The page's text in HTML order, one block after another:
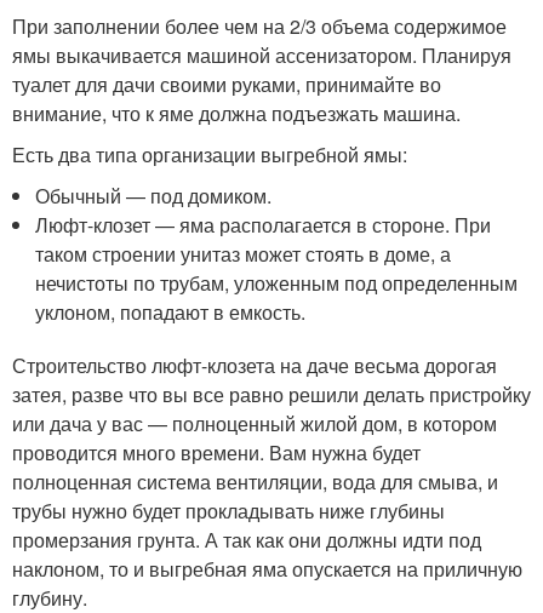
При заполнении более чем на 2/3 объема содержимое
ямы выкачивается машиной ассенизатором. Планируя
туалет для дачи своими руками, принимайте во
внимание, что к яме должна подъезжать машина.
Есть два типа организации выгребной ямы:
Обычный — под домиком.
Люфт-клозет — яма располагается в стороне. При
таком строении унитаз может стоять в доме, а
нечистоты по трубам, уложенным под определенным
уклоном, попадают в емкость.
Строительство люфт-клозета на даче весьма дорогая
затея, разве что вы все равно решили делать пристройку
или дача у вас — полноценный жилой дом, в котором
проводится много времени. Вам нужна будет
полноценная система вентиляции, вода для смыва, и
трубы нужно будет прокладывать ниже глубины
промерзания грунта. А так как они должны идти под
наклоном, то и выгребная яма опускается на приличную
глубину.